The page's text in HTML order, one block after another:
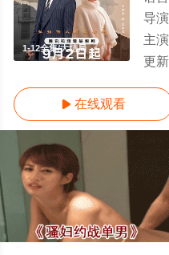
1-12全集/大结局
导演
主演
更
 在线观看